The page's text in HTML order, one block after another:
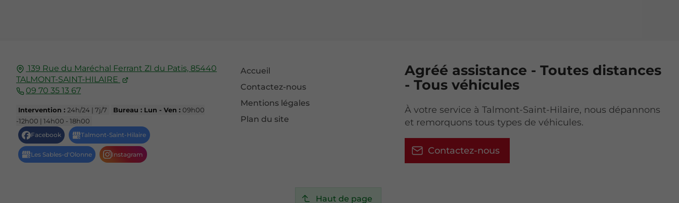
139 Rue du Maréchal Ferrant ZI du Patis, 85440
TALMONT-SAINT-HILAIRE
09 70 35 13 67
Intervention :24h/24 | 7j/7 Bureau : Lun - Ven :09h00
-12h00 | 14h00 - 18h00
Accueil
Contactez-nous
Mentions légales
Plan du site
Agréé assistance - Toutes distances
- Tous véhicules
À votre service à Talmont-Saint-Hilaire, nous dépannons
et remorquons tous types de véhicules.
Contactez-nous
Haut de page